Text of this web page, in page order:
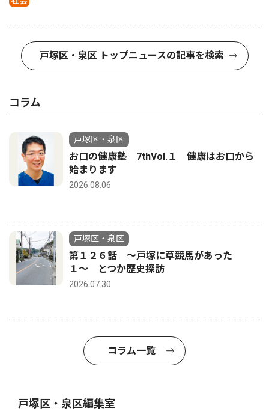
戸塚区・泉区 トップニュースの記事を検索
コラム
戸塚区・泉区
お口の健康塾 7thVol.１ 健康はお口から
始まります
2026.08.06
戸塚区・泉区
第１２６話 〜戸塚に草競馬があった
１〜 とつか歴史探訪
2026.07.30
コラム一覧
戸塚区・泉区編集室